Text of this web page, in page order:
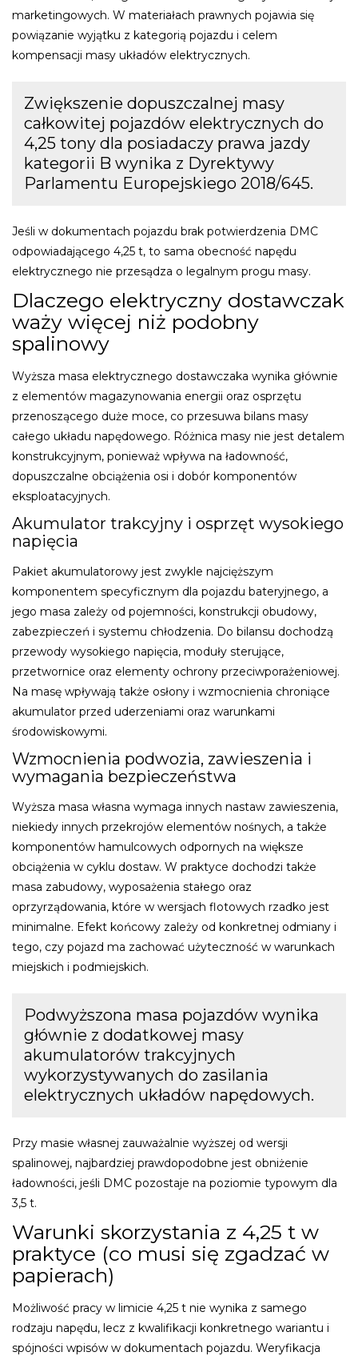
marketingowych. W materiałach prawnych pojawia się
powiązanie wyjątku z kategorią pojazdu i celem
kompensacji masy układów elektrycznych.
Zwiększenie dopuszczalnej masy
całkowitej pojazdów elektrycznych do
4,25 tony dla posiadaczy prawa jazdy
kategorii B wynika z Dyrektywy
Parlamentu Europejskiego 2018/645.
Jeśli w dokumentach pojazdu brak potwierdzenia DMC
odpowiadającego 4,25 t, to sama obecność napędu
elektrycznego nie przesądza o legalnym progu masy.
Dlaczego elektryczny dostawczak
waży więcej niż podobny
spalinowy
Wyższa masa elektrycznego dostawczaka wynika głównie
z elementów magazynowania energii oraz osprzętu
przenoszącego duże moce, co przesuwa bilans masy
całego układu napędowego. Różnica masy nie jest detalem
konstrukcyjnym, ponieważ wpływa na ładowność,
dopuszczalne obciążenia osi i dobór komponentów
eksploatacyjnych.
Akumulator trakcyjny i osprzęt wysokiego
napięcia
Pakiet akumulatorowy jest zwykle najcięższym
komponentem specyficznym dla pojazdu bateryjnego, a
jego masa zależy od pojemności, konstrukcji obudowy,
zabezpieczeń i systemu chłodzenia. Do bilansu dochodzą
przewody wysokiego napięcia, moduły sterujące,
przetwornice oraz elementy ochrony przeciwporażeniowej.
Na masę wpływają także osłony i wzmocnienia chroniące
akumulator przed uderzeniami oraz warunkami
środowiskowymi.
Wzmocnienia podwozia, zawieszenia i
wymagania bezpieczeństwa
Wyższa masa własna wymaga innych nastaw zawieszenia,
niekiedy innych przekrojów elementów nośnych, a także
komponentów hamulcowych odpornych na większe
obciążenia w cyklu dostaw. W praktyce dochodzi także
masa zabudowy, wyposażenia stałego oraz
oprzyrządowania, które w wersjach flotowych rzadko jest
minimalne. Efekt końcowy zależy od konkretnej odmiany i
tego, czy pojazd ma zachować użyteczność w warunkach
miejskich i podmiejskich.
Podwyższona masa pojazdów wynika
głównie z dodatkowej masy
akumulatorów trakcyjnych
wykorzystywanych do zasilania
elektrycznych układów napędowych.
Przy masie własnej zauważalnie wyższej od wersji
spalinowej, najbardziej prawdopodobne jest obniżenie
ładowności, jeśli DMC pozostaje na poziomie typowym dla
3,5 t.
Warunki skorzystania z 4,25 t w
praktyce (co musi się zgadzać w
papierach)
Możliwość pracy w limicie 4,25 t nie wynika z samego
rodzaju napędu, lecz z kwalifikacji konkretnego wariantu i
spójności wpisów w dokumentach pojazdu. Weryfikacja